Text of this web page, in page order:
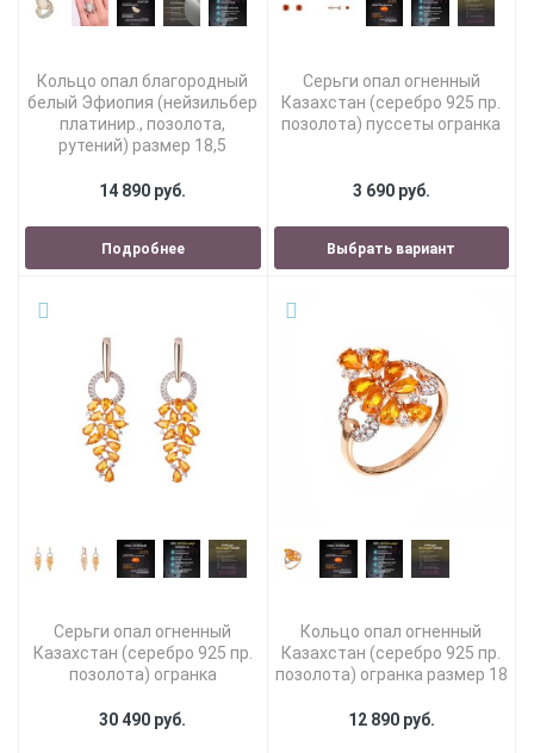
Кольцо опал благородный
белый Эфиопия (нейзильбер
платинир., позолота,
рутений) размер 18,5
14 890 руб.
Подробнее
Серьги опал огненный
Казахстан (серебро 925 пр.
позолота) пуссеты огранка
3 690 руб.
Выбрать вариант
Серьги опал огненный
Казахстан (серебро 925 пр.
позолота) огранка
30 490 руб.
Кольцо опал огненный
Казахстан (серебро 925 пр.
позолота) огранка размер 18
12 890 руб.